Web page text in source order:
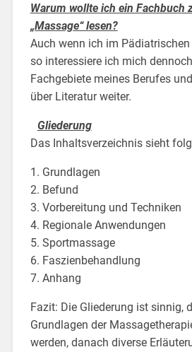
Warum wollte ich ein Fachbuch
„Massage“ lesen?
Auch wenn ich im
so interessiere ich mich
Fachgebiete meines Berufes
über Literatur weiter.
Gliederung
Das Inhaltsverzeichnis sieht
1. Grundlagen
2. Befund
3. Vorbereitung und Techniken
4. Regionale Anwendungen
5. Sportmassage
6. Faszienbehandlung
7. Anhang
Fazit: Die Gliederung ist sinnig,
Grundlagen der
werden, danach diverse